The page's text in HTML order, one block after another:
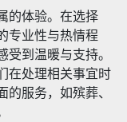
的体验。在选择
专业性与热情程
到温暖与支持。
在处理相关事宜时
服务，如殡葬、